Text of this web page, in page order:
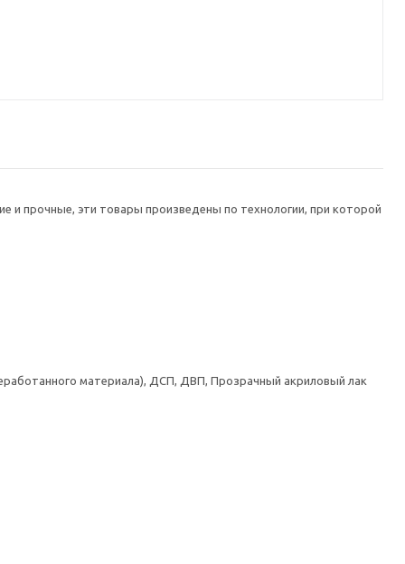
прочные, эти товары произведены по технологии, при которой
материала), ДСП, ДВП, Прозрачный акриловый лак